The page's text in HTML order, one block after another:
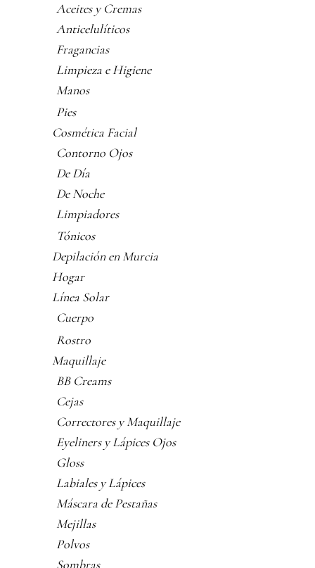
Aceites y Cremas
Anticelulíticos
Fragancias
Limpieza e Higiene
Manos
Pies
Cosmética Facial
Contorno Ojos
De Día
De Noche
Limpiadores
Tónicos
Depilación en Murcia
Hogar
Línea Solar
Cuerpo
Rostro
Maquillaje
BB Creams
Cejas
Correctores y Maquillaje
Eyeliners y Lápices Ojos
Gloss
Labiales y Lápices
Máscara de Pestañas
Mejillas
Polvos
Sombras